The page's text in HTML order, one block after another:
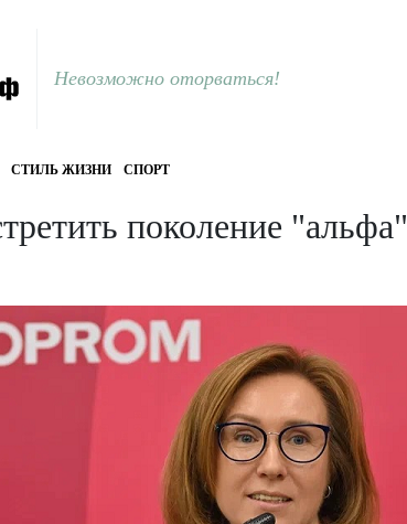
Невозможно оторваться!
СТИЛЬ ЖИЗНИ СПОРТ
поколение "альфа"